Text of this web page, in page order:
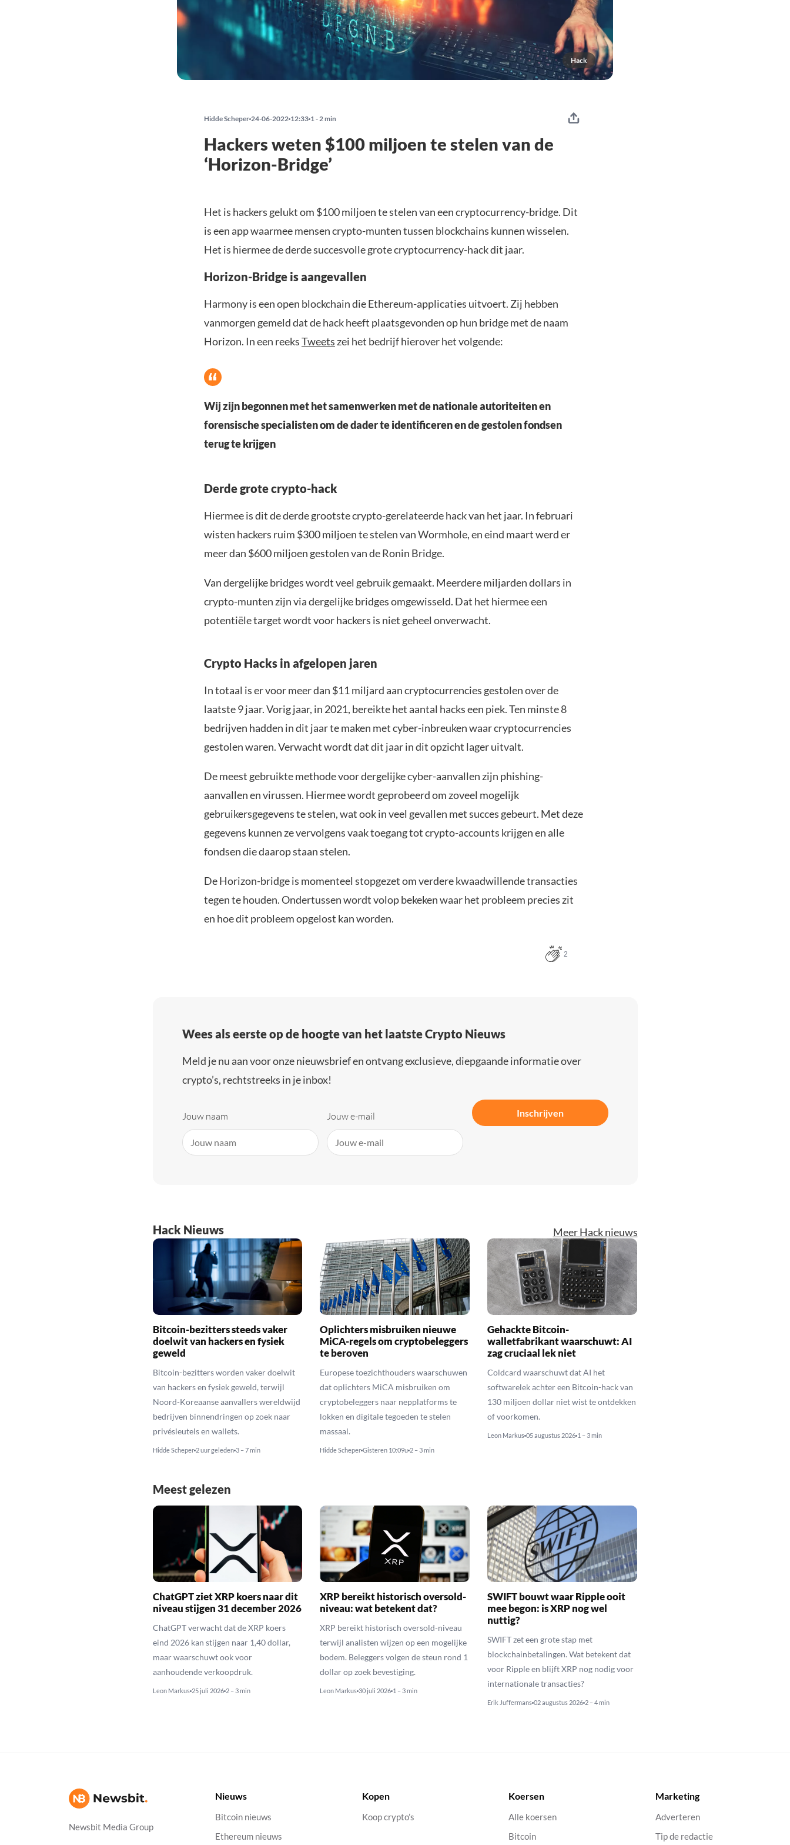
Hack
Hidde Scheper 24-06-2022 12:33 1 - 2 min
Hackers weten $100 miljoen te stelen van de
‘Horizon-Bridge’
Het is hackers gelukt om $100 miljoen te stelen van een cryptocurrency-bridge. Dit
is een app waarmee mensen crypto-munten tussen blockchains kunnen wisselen.
Het is hiermee de derde succesvolle grote cryptocurrency-hack dit jaar.
Horizon-Bridge is aangevallen
Harmony is een open blockchain die Ethereum-applicaties uitvoert. Zij hebben
vanmorgen gemeld dat de hack heeft plaatsgevonden op hun bridge met de naam
Horizon. In een reeksTweets zei het bedrijf hierover het volgende:
Wij zijn begonnen met het samenwerken met de nationale autoriteiten en
forensische specialisten om de dader te identificeren en de gestolen fondsen
terug te krijgen
Derde grote crypto-hack
Hiermee is dit de derde grootste crypto-gerelateerde hack van het jaar. In februari
wisten hackers ruim $300 miljoen te stelen van Wormhole, en eind maart werd er
meer dan $600 miljoen gestolen van de Ronin Bridge.
Van dergelijke bridges wordt veel gebruik gemaakt. Meerdere miljarden dollars in
crypto-munten zijn via dergelijke bridges omgewisseld. Dat het hiermee een
potentiële target wordt voor hackers is niet geheel onverwacht.
Crypto Hacks in afgelopen jaren
In totaal is er voor meer dan $11 miljard aan cryptocurrencies gestolen over de
laatste 9 jaar. Vorig jaar, in 2021, bereikte het aantal hacks een piek. Ten minste 8
bedrijven hadden in dit jaar te maken met cyber-inbreuken waar cryptocurrencies
gestolen waren. Verwacht wordt dat dit jaar in dit opzicht lager uitvalt.
De meest gebruikte methode voor dergelijke cyber-aanvallen zijn phishing-
aanvallen en virussen. Hiermee wordt geprobeerd om zoveel mogelijk
gebruikersgegevens te stelen, wat ook in veel gevallen met succes gebeurt. Met deze
gegevens kunnen ze vervolgens vaak toegang tot crypto-accounts krijgen en alle
fondsen die daarop staan stelen.
De Horizon-bridge is momenteel stopgezet om verdere kwaadwillende transacties
tegen te houden. Ondertussen wordt volop bekeken waar het probleem precies zit
en hoe dit probleem opgelost kan worden.
2
Wees als eerste op de hoogte van het laatste Crypto Nieuws
Meld je nu aan voor onze nieuwsbrief en ontvang exclusieve, diepgaande informatie over
crypto’s, rechtstreeks in je inbox!
Jouw naam Jouw e-mail Inschrijven
Hack Nieuws Meer Hack nieuws
Bitcoin-bezitters steeds vaker
doelwit van hackers en fysiek
geweld
Bitcoin-bezitters worden vaker doelwit
van hackers en fysiek geweld, terwijl
Noord-Koreaanse aanvallers wereldwijd
bedrijven binnendringen op zoek naar
privésleutels en wallets.
Hidde Scheper 2 uur geleden 3 – 7 min
Oplichters misbruiken nieuwe
MiCA-regels om cryptobeleggers
te beroven
Europese toezichthouders waarschuwen
dat oplichters MiCA misbruiken om
cryptobeleggers naar nepplatforms te
lokken en digitale tegoeden te stelen
massaal.
Hidde Scheper Gisteren 10:09u 2 – 3 min
Gehackte Bitcoin-
walletfabrikant waarschuwt: AI
zag cruciaal lek niet
Coldcard waarschuwt dat AI het
softwarelek achter een Bitcoin-hack van
130 miljoen dollar niet wist te ontdekken
of voorkomen.
Leon Markus 05 augustus 2026 1 – 3 min
Meest gelezen
ChatGPT ziet XRP koers naar dit
niveau stijgen 31 december 2026
ChatGPT verwacht dat de XRP koers
eind 2026 kan stijgen naar 1,40 dollar,
maar waarschuwt ook voor
aanhoudende verkoopdruk.
Leon Markus 25 juli 2026 2 – 3 min
XRP bereikt historisch oversold-
niveau: wat betekent dat?
XRP bereikt historisch oversold-niveau
terwijl analisten wijzen op een mogelijke
bodem. Beleggers volgen de steun rond 1
dollar op zoek bevestiging.
Leon Markus 30 juli 2026 1 – 3 min
SWIFT bouwt waar Ripple ooit
mee begon: is XRP nog wel
nuttig?
SWIFT zet een grote stap met
blockchainbetalingen. Wat betekent dat
voor Ripple en blijft XRP nog nodig voor
internationale transacties?
Erik Juffermans 02 augustus 2026 2 – 4 min
Newsbit Media Group
Nieuws
Bitcoin nieuws
Ethereum nieuws
Kopen
Koop crypto’s
Koersen
Alle koersen
Bitcoin
Marketing
Adverteren
Tip de redactie